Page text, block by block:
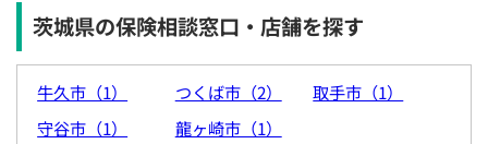
茨城県の保険相談窓口・店舗を探す
牛久市（1） つくば市（2）
取手市（1）
守谷市（1）
龍ヶ崎市（1）